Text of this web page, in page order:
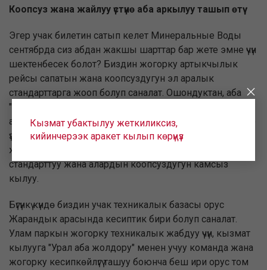
Коопсуз жана жайлуу үстүнө аба аркылуу ташып өтүү
Эгер учак билетин сатып келет Минеральные Воды
сентябрда сиз абдан жакшы шарттар бар жете эмне үчүн
шектенбесек болот? Биздин жогорку артыкчылык
рейсы сапатын жана коопсуздугун эл аралык
стандарттарга жооп болуп саналат. Ошондуктан, аба
"Урал аба жолдору" эмес, аба транспорту, бир гана эл
аралык бирикмеси болуп саналат, ал эми ошондой эле
үзгүлтүксүз IOSA аудит программасы өттү - аба транспорту
жаатындагы дүйнөлүк авиация өнөр жайы өнүккөн
стандарттуу жана алардын коопсуздугун камсыз
кылуу.
Бүгүнкү күндө биздин учак техникалык базасы орус
Жарандык арасында кесиптик бири болуп саналат.
Улам паркын жогорку техникалык жабдуу үчүн, кызмат
кылууга "Урал аба жолдору" менен учуу команда жана
жогорку кесипкөйлүгү ташуу боюнча беш ири орус том
Кызмат убактылуу жеткиликсиз,
кийинчерээк аракет кылып көрүңүз